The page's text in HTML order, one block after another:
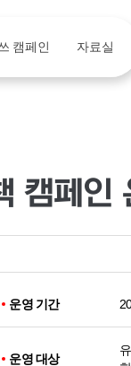
캠페인 자료실
캠페인
운영 기간
운영 대상